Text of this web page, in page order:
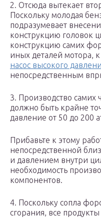
2. Отсюда вытекает
Поскольку молодая
подразумевает
конструкцию головок
конструкцию самих
иных деталей мотора,
насос высокого
непосредственным
3. Производство самих
должно быть крайне
давление от 50 до 200
Прибавьте к этому
непосредственной
и давлением внутри
необходимость
компонентов.
4. Поскольку сопла
сгорания, все